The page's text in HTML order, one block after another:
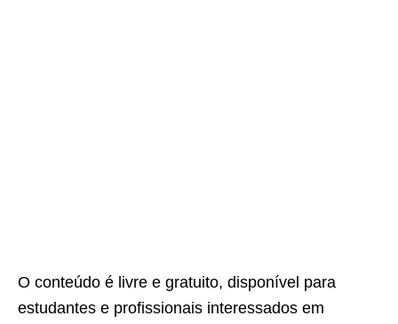
O conteúdo é livre e gratuito, disponível para
estudantes e profissionais interessados em